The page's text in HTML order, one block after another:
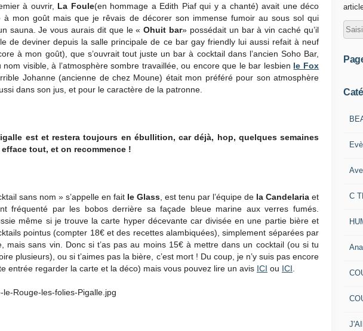
à ouvrir, La Foule(en hommage a Edith Piaf qui y a chanté) avait une déco
à mon goût mais que je rêvais de décorer son immense fumoir au sous sol qui
sauna. Je vous aurais dit que le «Ohuit bar» possédait un bar à vin caché qu’il
de deviner depuis la salle principale de ce bar gay friendly lui aussi refait à neuf
à mon goût), que s’ouvrait tout juste un bar à cocktail dans l’ancien Soho Bar,
nom visible, à l’atmosphère sombre travaillée, ou encore que le bar lesbien le Fox
Johanne (ancienne de chez Moune) était mon préféré pour son atmosphère
dans son jus, et pour le caractère de la patronne.
est et restera toujours en ébullition, car déjà, hop, quelques semaines
tout, et on recommence !
sans nom » s’appelle en fait le Glass , est tenu par l’équipe de la Candelaria et
fréquenté par les bobos derrière sa façade bleue marine aux verres fumés.
même si je trouve la carte hyper décevante car divisée en une partie bière et
pointus (compter 18€ et des recettes alambiquées), simplement séparées par
mais sans vin. Donc si t’as pas au moins 15€ à mettre dans un cocktail (ou si tu
plusieurs), ou si t’aimes pas la bière, c’est mort ! Du coup, je n’y suis pas encore
entrée regarder la carte et la déco) mais vous pouvez lire un avis ICI ou ICI
C